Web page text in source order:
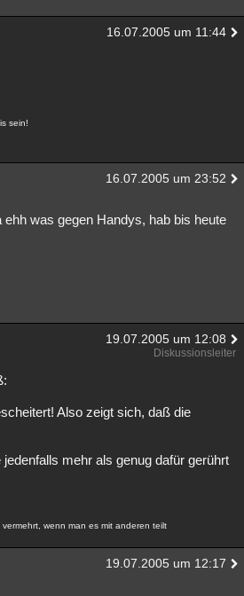
16.07.2005 um 11:44
sein!
16.07.2005 um 23:52
was gegen Handys, hab bis heute
19.07.2005 um 12:08
Diskussionsleiter
Also zeigt sich, daß die
mehr als genug dafür gerührt
wenn man es mit anderen teilt
19.07.2005 um 12:17